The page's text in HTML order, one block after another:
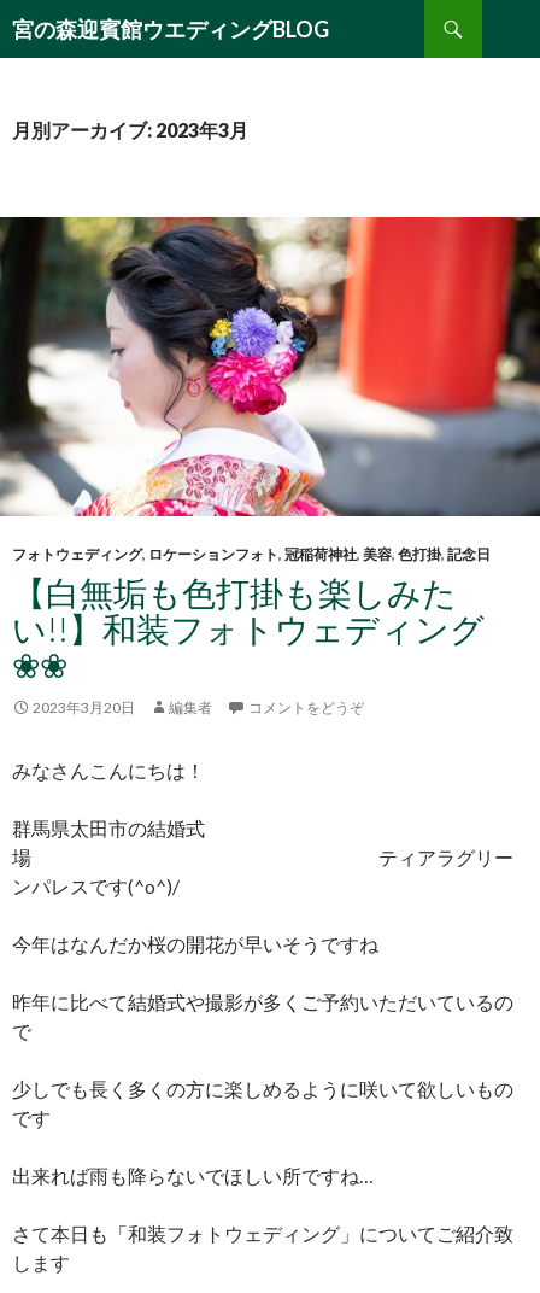
宮の森迎賓館ウエディングBLOG
検
索
ン
月別アーカイブ: 2023年3月
フォトウェディング, ロケーションフォト, 冠稲荷神社, 美容, 色打掛, 記念日
【白無垢も色打掛も楽しみた
い!!】和装フォトウェディング
❀❀
2023年3月20日 編集者 コメントをどうぞ
みなさんこんにちは！
群馬県太田市の結婚式
場 ティアラグリー
ンパレスです(^o^)/
今年はなんだか桜の開花が早いそうですね
昨年に比べて結婚式や撮影が多くご予約いただいているの
で
少しでも長く多くの方に楽しめるように咲いて欲しいもの
です
出来れば雨も降らないでほしい所ですね…
さて本日も「和装フォトウェディング」についてご紹介致
します